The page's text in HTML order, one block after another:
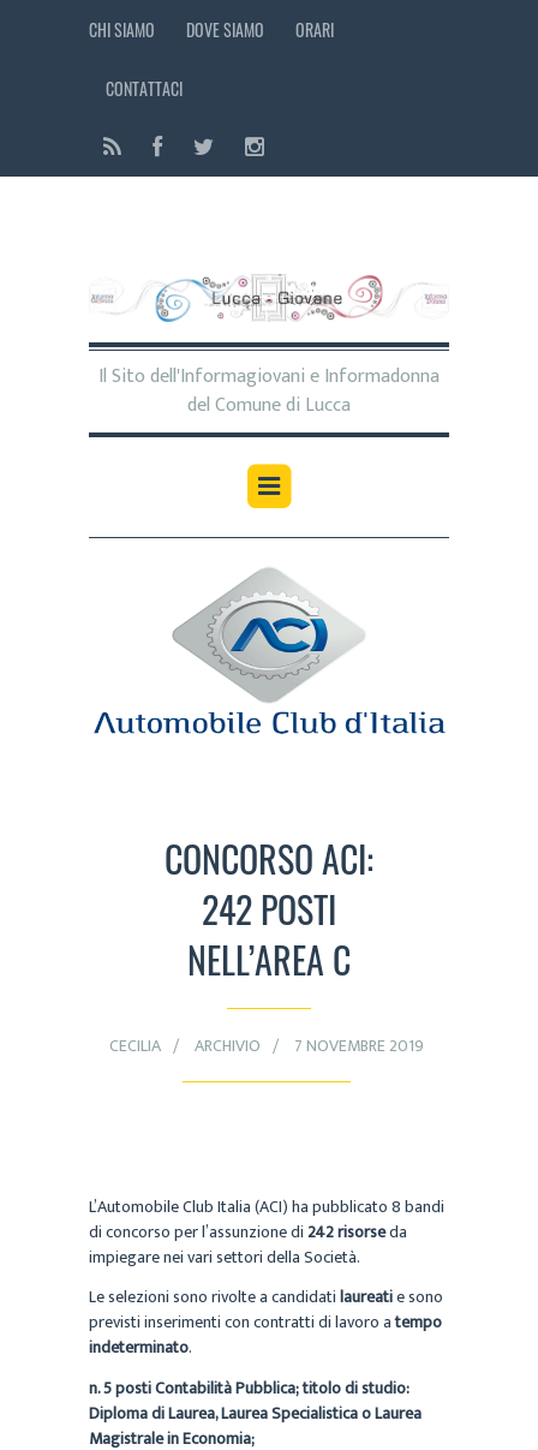
CHI SIAMO DOVE SIAMO ORARI
CONTATTACI
Il Sito dell'Informagiovani e Informadonna
del Comune di Lucca
CONCORSO ACI:
242 POSTI
NELL’AREA C
CECILIA ARCHIVIO 7 NOVEMBRE 2019
L’Automobile Club Italia (ACI) ha pubblicato 8 bandi
di concorso per l’assunzione di242 risorseda
impiegare nei vari settori della Società.
Le selezioni sono rivolte a candidatilaureatie sono
previsti inserimenti con contratti di lavoro atempo
indeterminato.
n. 5 postiContabilità Pubblica;titolo di studio:
Diploma di Laurea, Laurea Specialistica o Laurea
Magistrale in Economia;